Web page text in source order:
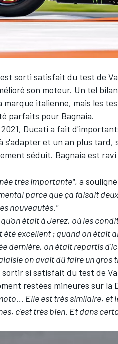
est sorti satisfait du test de
son moteur. Un tel
marque italienne, mais les
parfaits pour Bagnaia.
Ducati a fait
s'adapter et un an plus
séduit. Bagnaia est
très importante", a
parce que ça faisait
nouveautés."
était à Jerez, où les
été excellent ; quand on était
dernière, on était repartis
on avait dû faire un gros
sortir si satisfait du test de
restées mineures sur la
Elle est très similaire,
c'est très bien. Et dans